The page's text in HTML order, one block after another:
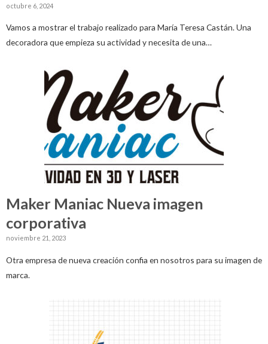
octubre 6, 2024
Vamos a mostrar el trabajo realizado para María Teresa Castán. Una
decoradora que empieza su actividad y necesita de una…
Maker Maniac Nueva imagen
corporativa
noviembre 21, 2023
Otra empresa de nueva creación confia en nosotros para su imagen de
marca.